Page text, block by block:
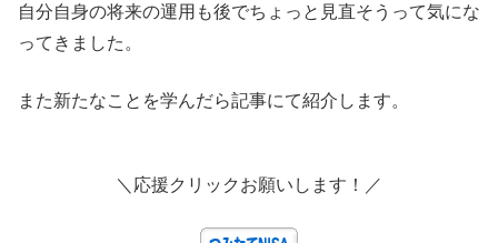
自分自身の将来の運用も後でちょっと見直そうって気にな
ってきました。
また新たなことを学んだら記事にて紹介します。
＼応援クリックお願いします！／